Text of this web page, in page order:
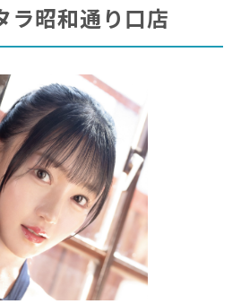
ラ昭和通り口店